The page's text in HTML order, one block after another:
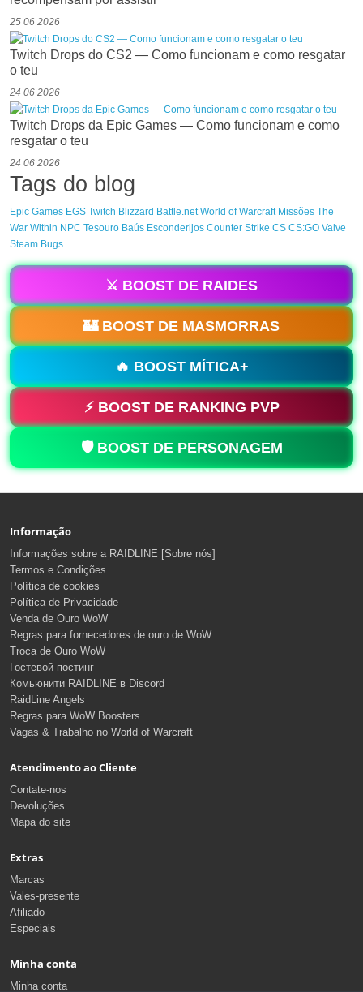
25 06 2026
Twitch Drops do CS2 — Como funcionam e como resgatar
o teu
24 06 2026
Twitch Drops da Epic Games — Como funcionam e como
resgatar o teu
24 06 2026
Tags do blog
Epic Games EGS Twitch Blizzard Battle.net World of Warcraft Missões The
War Within NPC Tesouro Baús Esconderijos Counter Strike CS CS:GO Valve
Steam Bugs
⚔️ BOOST DE RAIDES
🏰 BOOST DE MASMORRAS
🔥 BOOST MÍTICA+
⚡ BOOST DE RANKING PVP
🛡️ BOOST DE PERSONAGEM
Informação
Informações sobre a RAIDLINE [Sobre nós]
Termos e Condições
Política de cookies
Política de Privacidade
Venda de Ouro WoW
Regras para fornecedores de ouro de WoW
Troca de Ouro WoW
Гостевой постинг
Комьюнити RAIDLINE в Discord
RaidLine Angels
Regras para WoW Boosters
Vagas & Trabalho no World of Warcraft
Atendimento ao Cliente
Contate-nos
Devoluções
Mapa do site
Extras
Marcas
Vales-presente
Afiliado
Especiais
Minha conta
Minha conta